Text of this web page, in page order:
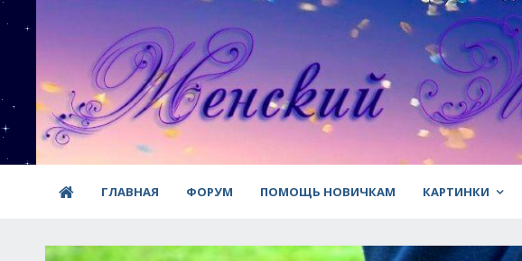
ГЛАВНАЯ ФОРУМ ПОМОЩЬ НОВИЧКАМ КАРТИНКИ